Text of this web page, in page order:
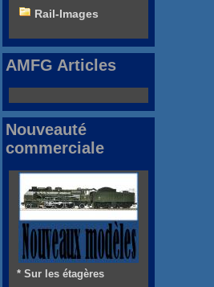
Rail-Images
AMFG Articles
Nouveauté
commerciale
* Sur les étagères